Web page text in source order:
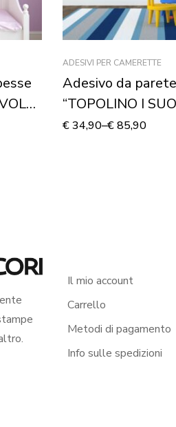
ADESIVI PER CAMERETTE
Adesivo da
“TOPOLINO I
Adesivo murale
€34,90–€85,90
Il mio account
Carrello
Metodi di pagamento
Info sulle spedizioni